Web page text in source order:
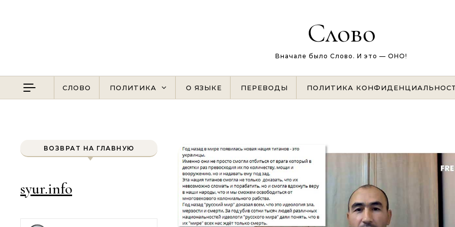
Слово
Вначале было Слово. И это — ОНО!
СЛОВО ПОЛИТИКА О ЯЗЫКЕ ПЕРЕВОДЫ ПОЛИТИКА
ВОЗВРАТ НА ГЛАВНУЮ
syur.info